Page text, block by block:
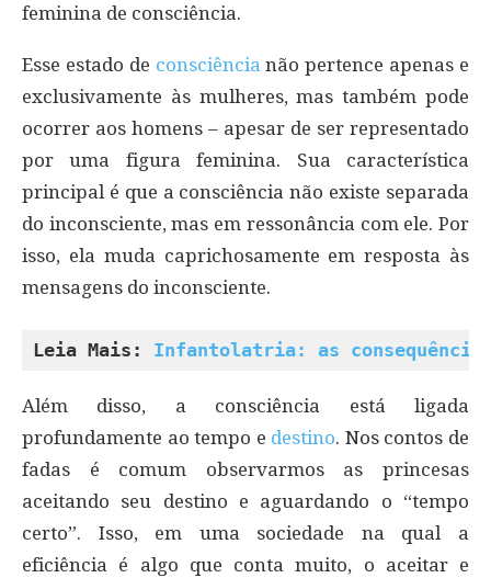
feminina de consciência.
Esse estado de consciêncianão pertence apenas e
exclusivamente às mulheres, mas também pode
ocorrer aos homens – apesar de ser representado
por uma figura feminina. Sua característica
principal é que a consciência não existe separada
do inconsciente, mas em ressonância com ele. Por
isso, ela muda caprichosamente em resposta às
mensagens do inconsciente.
Leia Mais: Infantolatria: as
Além disso, a consciência está ligada
profundamente ao tempo e destino. Nos contos de
fadas é comum observarmos as princesas
aceitando seu destino e aguardando o “tempo
certo”. Isso, em uma sociedade na qual a
eficiência é algo que conta muito, o aceitar e